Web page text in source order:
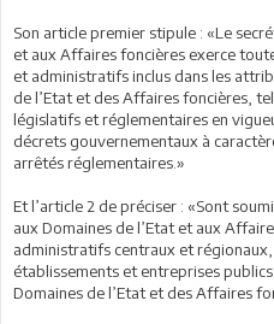
Son article premier stipule : «Le
et aux Affaires foncières exerce
et administratifs inclus dans les
de l’Etat et des Affaires foncières,
législatifs et réglementaires en
décrets gouvernementaux à
arrêtés réglementaires.»
Et l’article 2 de préciser : «Sont
aux Domaines de l’Etat et aux
administratifs centraux et
établissements et entreprises
Domaines de l’Etat et des Affaires